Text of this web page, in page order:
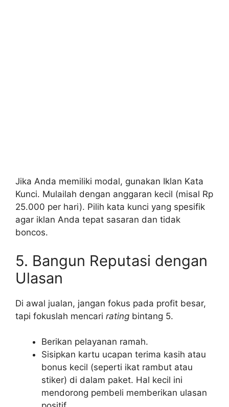
Jika Anda memiliki modal, gunakan Iklan Kata
Kunci. Mulailah dengan anggaran kecil (misal Rp
25.000 per hari). Pilih kata kunci yang spesifik
agar iklan Anda tepat sasaran dan tidak
boncos.
5. Bangun Reputasi dengan
Ulasan
Di awal jualan, jangan fokus pada profit besar,
tapi fokuslah mencari rating bintang 5.
Berikan pelayanan ramah.
Sisipkan kartu ucapan terima kasih atau
bonus kecil (seperti ikat rambut atau
stiker) di dalam paket. Hal kecil ini
mendorong pembeli memberikan ulasan